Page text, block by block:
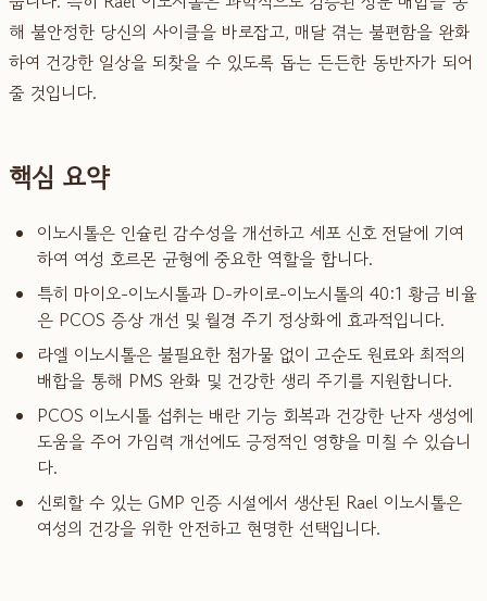
해 불안정한 당신의 사이클을 바로잡고, 매달 겪는 불편함을 완화
하여 건강한 일상을 되찾을 수 있도록 돕는 든든한 동반자가 되어
줄 것입니다.
핵심 요약
이노시톨은 인슐린 감수성을 개선하고 세포 신호 전달에 기여
하여 여성 호르몬 균형에 중요한 역할을 합니다.
특히 마이오-이노시톨과 D-카이로-이노시톨의 40:1 황금 비율
은 PCOS 증상 개선 및 월경 주기 정상화에 효과적입니다.
라엘 이노시톨은 불필요한 첨가물 없이 고순도 원료와 최적의
배합을 통해 PMS 완화 및 건강한 생리 주기를 지원합니다.
PCOS 이노시톨 섭취는 배란 기능 회복과 건강한 난자 생성에
도움을 주어 가임력 개선에도 긍정적인 영향을 미칠 수 있습니
다.
신뢰할 수 있는 GMP 인증 시설에서 생산된 Rael 이노시톨은
여성의 건강을 위한 안전하고 현명한 선택입니다.